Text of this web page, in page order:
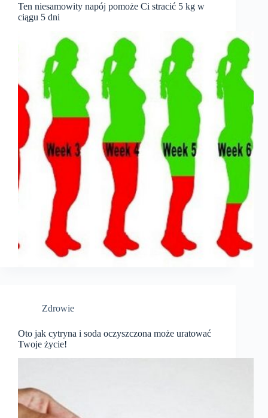
Ten niesamowity napój pomoże Ci stracić 5 kg w
ciągu 5 dni
Zdrowie
Oto jak cytryna i soda oczyszczona może uratować
Twoje życie!